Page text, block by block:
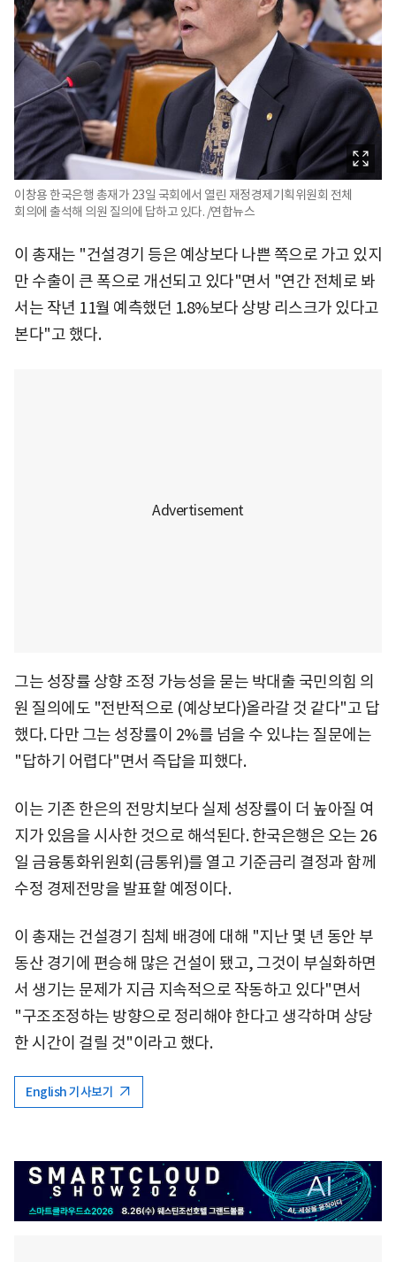
이창용 한국은행 총재가 23일 국회에서 열린 재정경제기획위원회 전체
회의에 출석해 의원 질의에 답하고 있다. /연합뉴스
이 총재는 "건설경기 등은 예상보다 나쁜 쪽으로 가고 있지
만 수출이 큰 폭으로 개선되고 있다"면서 "연간 전체로 봐
서는 작년 11월 예측했던 1.8%보다 상방 리스크가 있다고
본다"고 했다.
그는 성장률 상향 조정 가능성을 묻는 박대출 국민의힘 의
원 질의에도 "전반적으로 (예상보다)올라갈 것 같다"고 답
했다. 다만 그는 성장률이 2%를 넘을 수 있냐는 질문에는
"답하기 어렵다"면서 즉답을 피했다.
이는 기존 한은의 전망치보다 실제 성장률이 더 높아질 여
지가 있음을 시사한 것으로 해석된다. 한국은행은 오는 26
일 금융통화위원회(금통위)를 열고 기준금리 결정과 함께
수정 경제전망을 발표할 예정이다.
이 총재는 건설경기 침체 배경에 대해 "지난 몇 년 동안 부
동산 경기에 편승해 많은 건설이 됐고, 그것이 부실화하면
서 생기는 문제가 지금 지속적으로 작동하고 있다"면서
"구조조정하는 방향으로 정리해야 한다고 생각하며 상당
한 시간이 걸릴 것"이라고 했다.
English 기사보기